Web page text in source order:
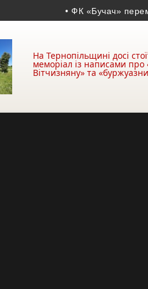
• ФК «Бучач» переміг у
На Тернопільщині досі
меморіал із написами про
Вітчизняну» та